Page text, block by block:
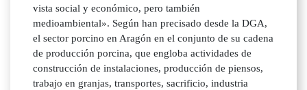
vista social y económico, pero también
medioambiental». Según han precisado desde la DGA,
el sector porcino en Aragón en el conjunto de su cadena
de producción porcina, que engloba actividades de
construcción de instalaciones, producción de piensos,
trabajo en granjas, transportes, sacrificio, industria